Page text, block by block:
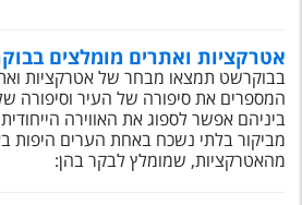
חבילות נופש
הרגע האחרון
חבילות בריאות וספא
אטרקציות ואתרים מומלצים
בבוקרשט תמצאו מבחר של אטרקציות
המספרים את סיפורה של העיר וסיפורה
ביניהם אפשר לספוג את האווירה
מביקור בלתי נשכח באחת הערים היפות
מהאטרקציות, שמומלץ לבקר בהן: